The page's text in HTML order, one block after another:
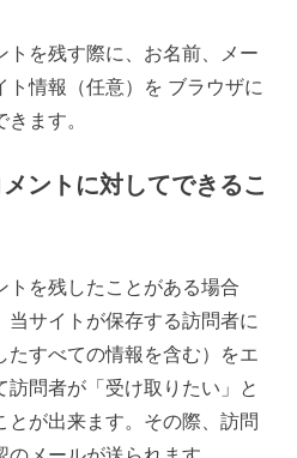
トを残す際に、お名前、メー
ト情報（任意）を ブラウザに
ます。
ントに対してできるこ
トを残したことがある場合
当サイトが保存する訪問者に
すべての情報を含む）をエ
訪問者が「受け取りたい」と
とが出来ます。その際、訪問